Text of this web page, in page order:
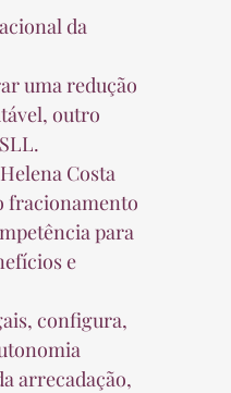
outro
fracionamento
para
e
arrecadação,